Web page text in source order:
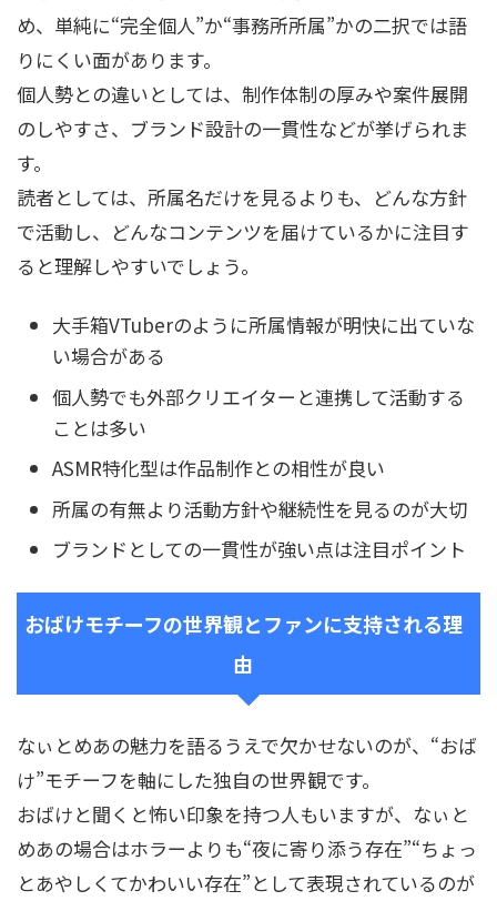
め、単純に“完全個人”か“事務所所属”かの二択では語
りにくい面があります。
個人勢との違いとしては、制作体制の厚みや案件展開
のしやすさ、ブランド設計の一貫性などが挙げられま
す。
読者としては、所属名だけを見るよりも、どんな方針
で活動し、どんなコンテンツを届けているかに注目す
ると理解しやすいでしょう。
大手箱VTuberのように所属情報が明快に出ていな
い場合がある
個人勢でも外部クリエイターと連携して活動する
ことは多い
ASMR特化型は作品制作との相性が良い
所属の有無より活動方針や継続性を見るのが大切
ブランドとしての一貫性が強い点は注目ポイント
おばけモチーフの世界観とファンに支持される理
由
なぃとめあの魅力を語るうえで欠かせないのが、“おば
け”モチーフを軸にした独自の世界観です。
おばけと聞くと怖い印象を持つ人もいますが、なぃと
めあの場合はホラーよりも“夜に寄り添う存在”“ちょっ
とあやしくてかわいい存在”として表現されているのが